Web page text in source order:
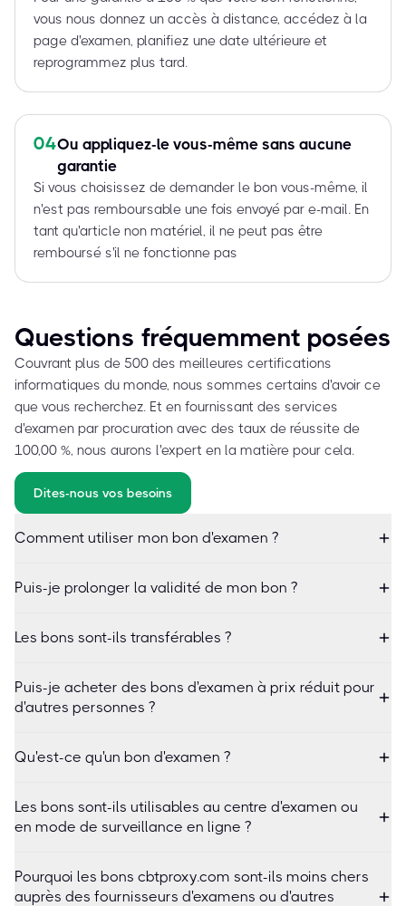
vous nous donnez un accès à distance, accédez à la
page d'examen, planifiez une date ultérieure et
reprogrammez plus tard.
04Ou appliquez-le vous-même sans aucune
garantie
Si vous choisissez de demander le bon vous-même, il
n'est pas remboursable une fois envoyé par e-mail. En
tant qu'article non matériel, il ne peut pas être
remboursé s'il ne fonctionne pas
Questions fréquemment posées
Couvrant plus de 500 des meilleures certifications
informatiques du monde, nous sommes certains d'avoir ce
que vous recherchez. Et en fournissant des services
d'examen par procuration avec des taux de réussite de
100,00 %, nous aurons l'expert en la matière pour cela.
Dites-nous vos besoins
Comment utiliser mon bon d'examen ?
Puis-je prolonger la validité de mon bon ?
Les bons sont-ils transférables ?
Puis-je acheter des bons d'examen à prix réduit pour
d'autres personnes ?
Qu'est-ce qu'un bon d'examen ?
Les bons sont-ils utilisables au centre d'examen ou
en mode de surveillance en ligne ?
Pourquoi les bons cbtproxy.com sont-ils moins chers
auprès des fournisseurs d'examens ou d'autres